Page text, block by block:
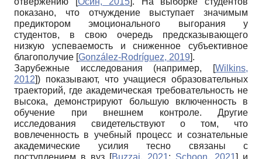
показано, что отчуждение выступает значимым
предиктором эмоционального выгорания у
студентов, в свою очередь предсказывающего
низкую успеваемость и сниженное субъективное
благополучие [González-Rodríguez, 2019].
Зарубежные исследования (например,
[Wilkins,
2012]) показывают, что учащиеся образовательных
траекторий, где академическая требовательность не
высока, демонстрируют большую включенность в
обучение при внешнем контроле. Другие
исследования свидетельствуют о том, что
вовлеченность в учебный процесс и сознательные
академические усилия тесно связаны с
поступлением в вуз [Buzzai, 2021; Schoon, 2021]
и